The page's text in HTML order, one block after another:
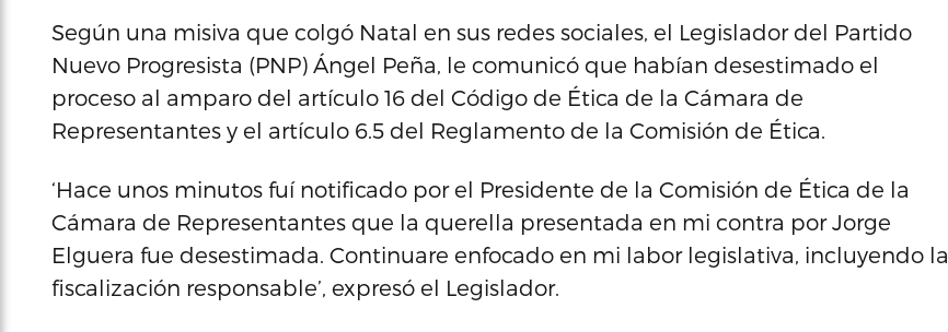
Según una misiva que colgó Natal en sus redes sociales, el Legislador del Partido
Nuevo Progresista (PNP) Ángel Peña, le comunicó que habían desestimado el
proceso al amparo del artículo 16 del Código de Ética de la Cámara de
Representantes y el artículo 6.5 del Reglamento de la Comisión de Ética.
‘Hace unos minutos fuí notificado por el Presidente de la Comisión de Ética de la
Cámara de Representantes que la querella presentada en mi contra por Jorge
Elguera fue desestimada. Continuare enfocado en mi labor legislativa, incluyendo la
fiscalización responsable’, expresó el Legislador.